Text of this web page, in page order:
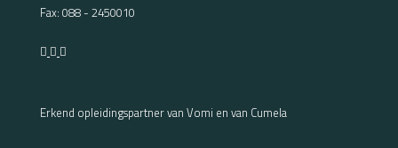
Fax: 088 - 2450010
Erkend opleidingspartner van Vomi en van Cumela